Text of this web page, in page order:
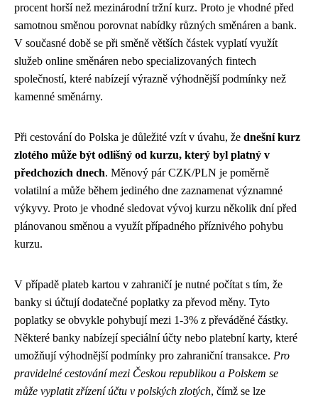
procent horší než mezinárodní tržní kurz. Proto je vhodné před
samotnou směnou porovnat nabídky různých směnáren a bank.
V současné době se při směně větších částek vyplatí využít
služeb online směnáren nebo specializovaných fintech
společností, které nabízejí výrazně výhodnější podmínky než
kamenné směnárny.
Při cestování do Polska je důležité vzít v úvahu, že dnešní kurz
zlotého může být odlišný od kurzu, který byl platný v
předchozích dnech. Měnový pár CZK/PLN je poměrně
volatilní a může během jediného dne zaznamenat významné
výkyvy. Proto je vhodné sledovat vývoj kurzu několik dní před
plánovanou směnou a využít případného příznivého pohybu
kurzu.
V případě plateb kartou v zahraničí je nutné počítat s tím, že
banky si účtují dodatečné poplatky za převod měny. Tyto
poplatky se obvykle pohybují mezi 1-3% z převáděné částky.
Některé banky nabízejí speciální účty nebo platební karty, které
umožňují výhodnější podmínky pro zahraniční transakce. Pro
pravidelné cestování mezi Českou republikou a Polskem se
může vyplatit zřízení účtu v polských zlotých, čímž se lze